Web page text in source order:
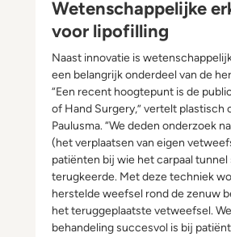
Wetenschappelijke
voor lipofilling
Naast innovatie is
een belangrijk onderdeel van de
“Een recent hoogtepunt is de
of Hand Surgery,” vertelt plastisch
Paulusma. “We deden onderzoek
(het verplaatsen van eigen
patiënten bij wie het carpaal tunnel
terugkeerde. Met deze techniek
herstelde weefsel rond de zenuw
het teruggeplaatste vetweefsel.
behandeling succesvol is bij